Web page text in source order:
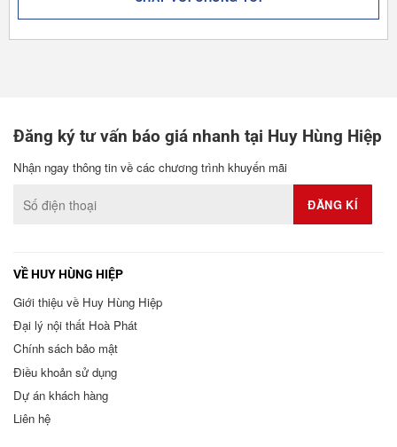
Đăng ký tư vấn báo giá nhanh tại Huy Hùng Hiệp
Nhận ngay thông tin về các chương trình khuyến mãi
VỀ HUY HÙNG HIỆP
Giới thiệu về Huy Hùng Hiệp
Đại lý nội thất Hoà Phát
Chính sách bảo mật
Điều khoản sử dụng
Dự án khách hàng
Liên hệ